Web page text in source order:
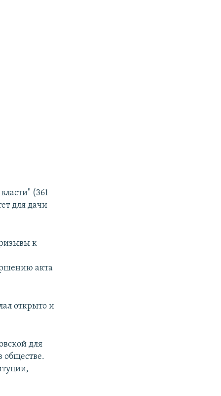
(361
для дачи
к
акта
открыто и
для
обществе.